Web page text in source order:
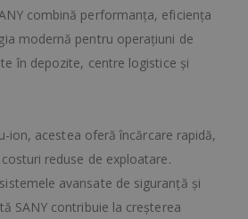
combină performanța, eficiența
modernă pentru operațiuni de
în depozite, centre logistice și
ion, acestea oferă încărcare rapidă,
reduse de exploatare.
avansate de siguranță și
SANY contribuie la creșterea